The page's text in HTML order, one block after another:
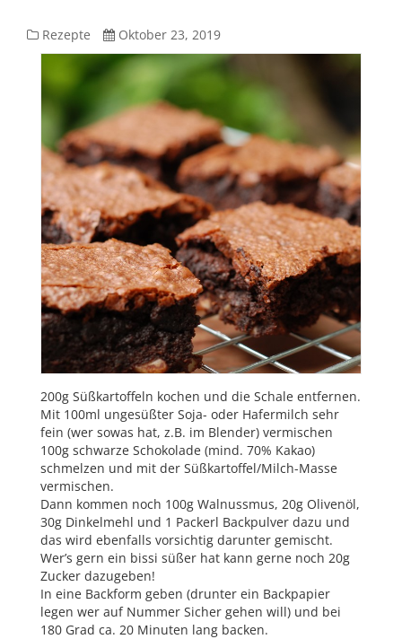
Schoko-
Brownie
mit
Süsskartoffeln
(Vegan)
Rezepte Oktober 23, 2019
200g Süßkartoffeln kochen und die Schale entfernen.
Mit 100ml ungesüßter Soja- oder Hafermilch sehr
fein (wer sowas hat, z.B. im Blender) vermischen
100g schwarze Schokolade (mind. 70% Kakao)
schmelzen und mit der Süßkartoffel/Milch-Masse
vermischen.
Dann kommen noch 100g Walnussmus, 20g Olivenöl,
30g Dinkelmehl und 1 Packerl Backpulver dazu und
das wird ebenfalls vorsichtig darunter gemischt.
Wer’s gern ein bissi süßer hat kann gerne noch 20g
Zucker dazugeben!
In eine Backform geben (drunter ein Backpapier
legen wer auf Nummer Sicher gehen will) und bei
180 Grad ca. 20 Minuten lang backen.